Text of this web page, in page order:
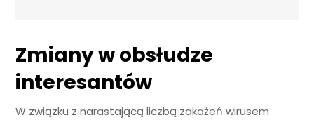
Zmiany w obsłudze
interesantów
W związku z narastającą liczbą zakażeń wirusem